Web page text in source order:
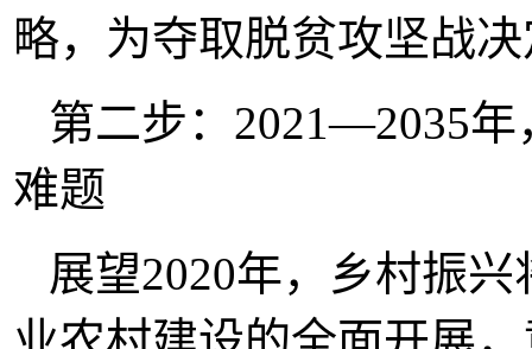
略，为夺取脱贫攻坚战
第二步：2021—2035
难题
展望2020年，乡村振